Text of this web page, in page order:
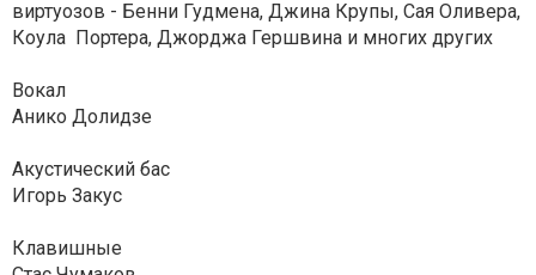
виртуозов - Бенни Гудмена, Джина Крупы, Сая Оливера,
Коула Портера, Джорджа Гершвина и многих других
Вокал
Анико Долидзе
Акустический бас
Игорь Закус
Клавишные